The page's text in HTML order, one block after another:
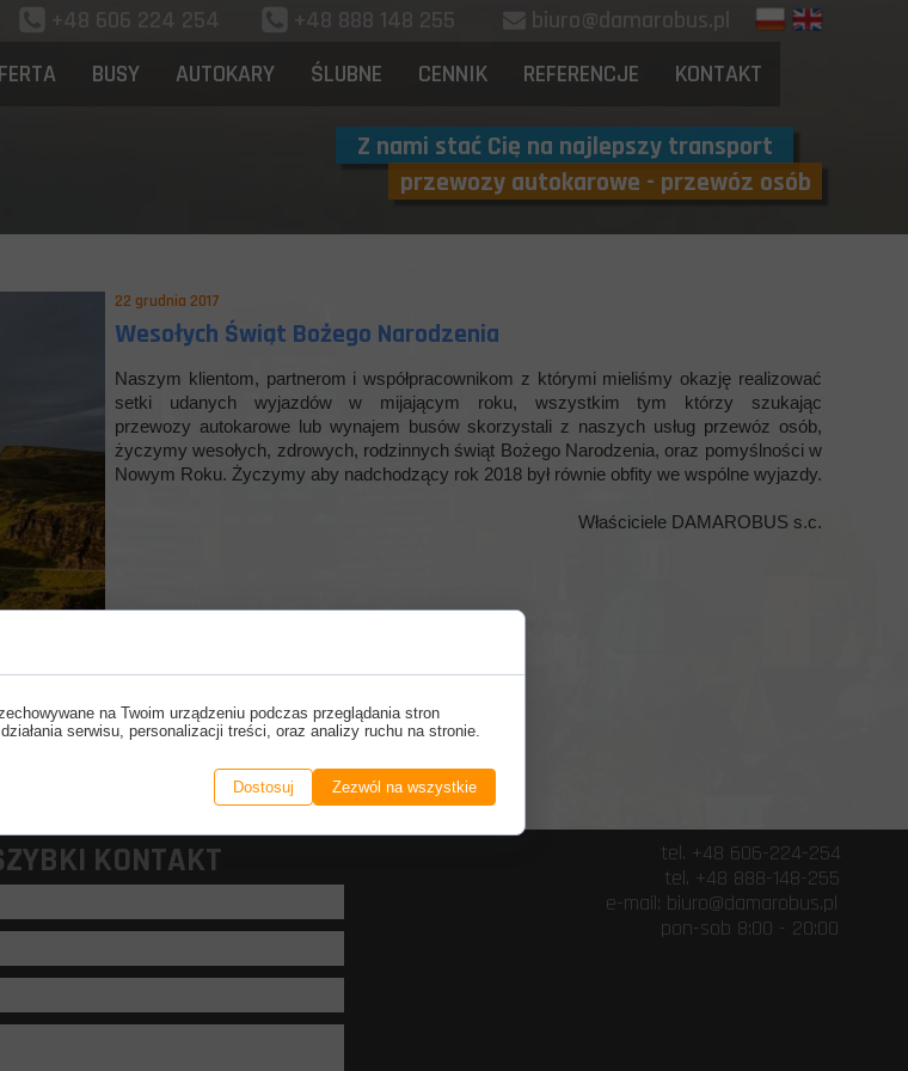
KONTAKT tel. +48 606-224-254
tel. +48 888-148-255
biuro@damarobus.pl
pon-sob 8:00 - 20:00
przewozy autokarowe - przewóz osób
Z nami stać Cię na najlepszy transport
+48 888 148 255
biuro@damarobus.pl
BUSY AUTOKARY ŚLUBNE CENNIK REFERENCJE KONTAKT
22 grudnia 2017
Naszym klientom, partnerom i współpracownikom z którymi mieliśmy okazję realizować
setki udanych wyjazdów w mijającym roku, wszystkim tym którzy szukając
przewozy autokarowe lub wynajem busów skorzystali z naszych usług przewóz osób,
życzymy wesołych, zdrowych, rodzinnych świąt Bożego Narodzenia, oraz pomyślności w
Nowym Roku. Życzymy aby nadchodzący rok 2018 był równie obfity we wspólne wyjazdy.
Właściciele DAMAROBUS s.c.
Wesołych Świąt Bożego Narodzenia
na Twoim urządzeniu podczas przeglądania stron
serwisu, personalizacji treści, oraz analizy ruchu na stronie.
Dostosuj Zezwól na wszystkie